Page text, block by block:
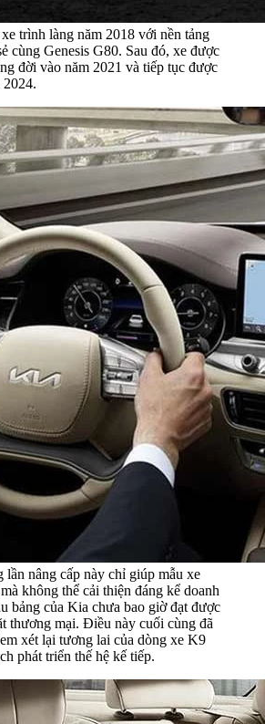
trình làng năm 2018 với nền tảng
cùng Genesis G80. Sau đó, xe được
đời vào năm 2021 và tiếp tục được
2024.
lần nâng cấp này chỉ giúp mẫu xe
không thể cải thiện đáng kể doanh
bảng của Kia chưa bao giờ đạt được
thương mại. Điều này cuối cùng đã
xét lại tương lai của dòng xe K9
phát triển thế hệ kế tiếp.